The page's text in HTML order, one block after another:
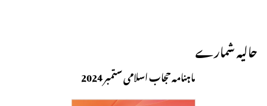
حالیہ شمارے
ماہنامہ حجاب اسلامی ستمبر 2024